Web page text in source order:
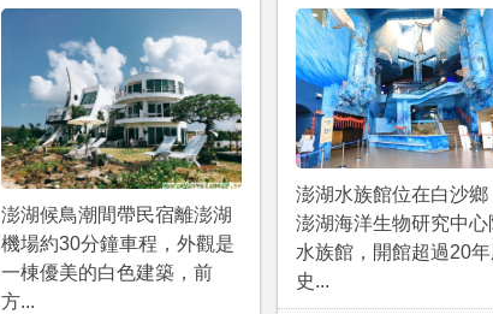
澎湖候鳥潮間帶民宿離澎湖
機場約30分鐘車程，外觀是
一棟優美的白色建築，前
方...
澎湖水族館位在白沙鄉
澎湖海洋生物研究中心
水族館，開館超過20年
史...